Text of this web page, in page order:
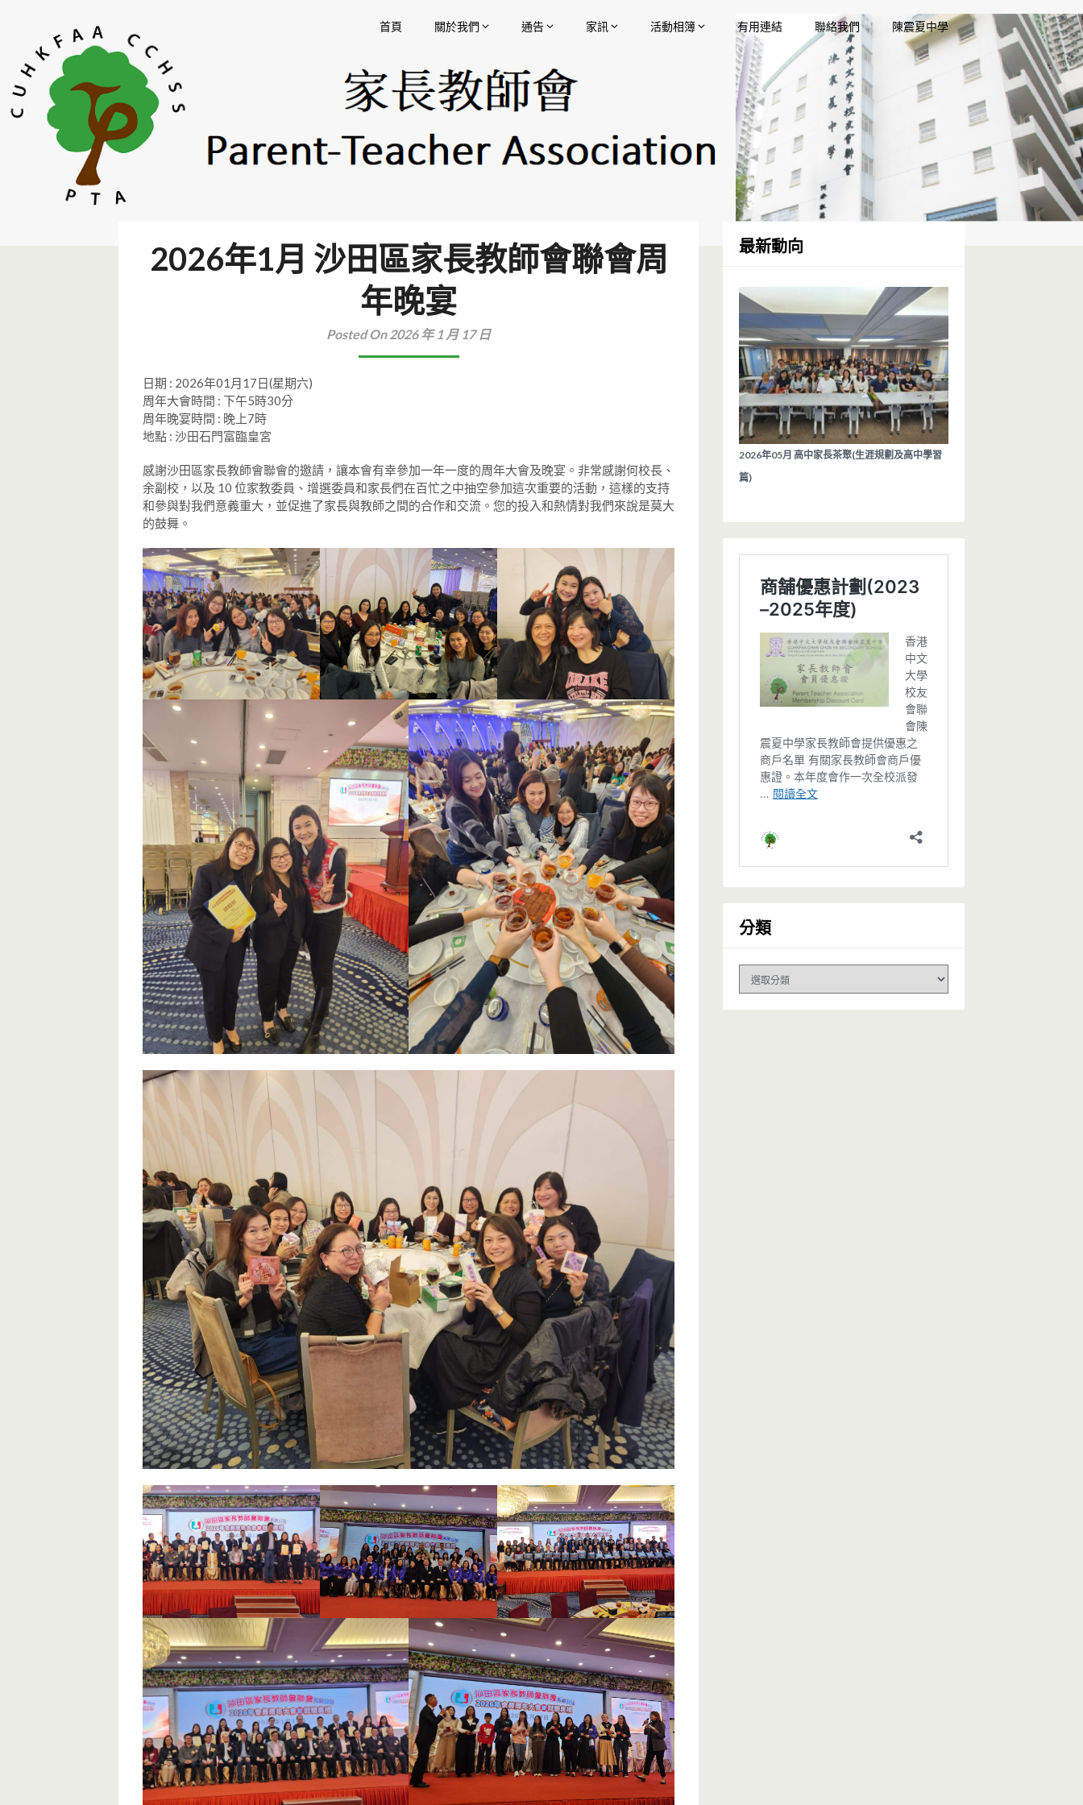
content
首頁 關於我們 通告 家訊 活動相簿 有用連結 聯絡我們 陳震夏中學
CUHKFAA CCHSS PTA | 香港中文大學校友會聯會陳震夏中學家長教師會
2026年1月 沙田區家長教師會聯會周
年晚宴
Posted On 2026 年 1 月 17 日
日期 : 2026年01月17日(星期六)
周年大會時間 : 下午5時30分
周年晚宴時間 : 晚上7時
地點 : 沙田石門富臨皇宮
感謝沙田區家長教師會聯會的邀請，讓本會有幸參加一年一度的周年大會及晚宴。非常感謝何校長、
余副校，以及 10 位家教委員、增選委員和家長們在百忙之中抽空參加這次重要的活動，這樣的支持
和參與對我們意義重大，並促進了家長與教師之間的合作和交流。您的投入和熱情對我們來說是莫大
的鼓舞。
最新動向
2026年05月 高中家長茶聚(生涯規劃及高中學習
篇)
分類